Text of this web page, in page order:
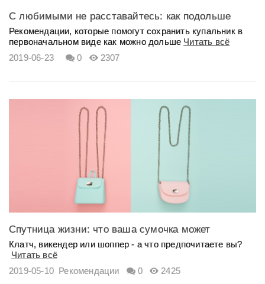
С любимыми не расставайтесь: как подольше
сохранить любимый...
Рекомендации, которые помогут сохранить купальник в
первоначальном виде как можно дольше Читать всё
2019-06-23
0 2307
Спутница жизни: что ваша сумочка может
рассказать о вас?
Клатч, викендер или шоппер - а что предпочитаете вы?
Читать всё
2019-05-10 Рекомендации 0 2425